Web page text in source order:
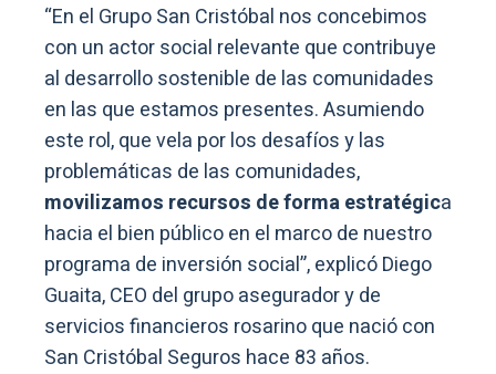
“En el Grupo San Cristóbal nos concebimos
con un actor social relevante que contribuye
al desarrollo sostenible de las comunidades
en las que estamos presentes. Asumiendo
este rol, que vela por los desafíos y las
problemáticas de las comunidades,
movilizamos recursos de forma estratégica
hacia el bien público en el marco de nuestro
programa de inversión social”, explicó Diego
Guaita, CEO del grupo asegurador y de
servicios financieros rosarino que nació con
San Cristóbal Seguros hace 83 años.